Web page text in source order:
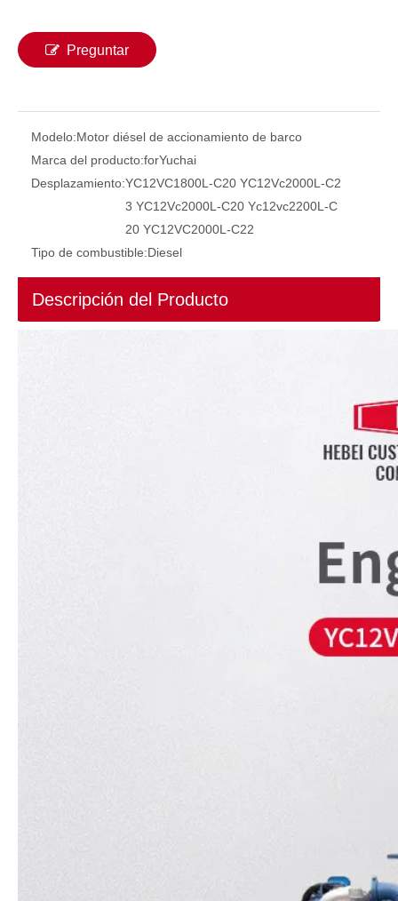
Preguntar
Modelo:Motor diésel de accionamiento de barco
Marca del producto:forYuchai
Desplazamiento:YC12VC1800L-C20 YC12Vc2000L-C2
3 YC12Vc2000L-C20 Yc12vc2200L-C
20 YC12VC2000L-C22
Tipo de combustible:Diesel
Descripción del Producto